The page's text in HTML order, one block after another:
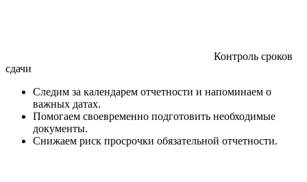
Контроль сроков
сдачи
Следим за календарем отчетности и напоминаем о
важных датах.
Помогаем своевременно подготовить необходимые
документы.
Снижаем риск просрочки обязательной отчетности.